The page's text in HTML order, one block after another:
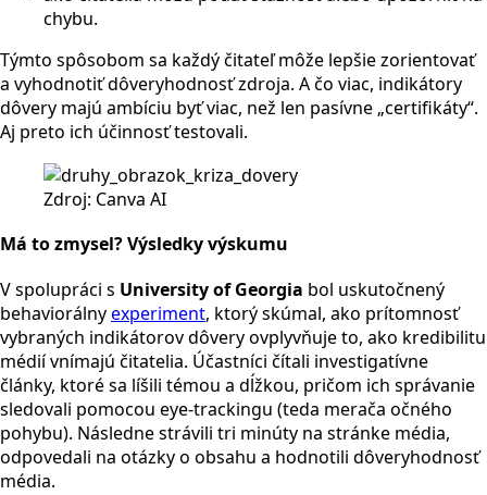
chybu.
Týmto spôsobom sa každý čitateľ môže lepšie zorientovať
a vyhodnotiť dôveryhodnosť zdroja. A čo viac, indikátory
dôvery majú ambíciu byť viac, než len pasívne „certifikáty“.
Aj preto ich účinnosť testovali.
Zdroj: Canva AI
Má to zmysel? Výsledky výskumu
V spolupráci s University of Georgia bol uskutočnený
behaviorálnyexperiment, ktorý skúmal, ako prítomnosť
vybraných indikátorov dôvery ovplyvňuje to, ako kredibilitu
médií vnímajú čitatelia. Účastníci čítali investigatívne
články, ktoré sa líšili témou a dĺžkou, pričom ich správanie
sledovali pomocou eye-trackingu (teda merača očného
pohybu). Následne strávili tri minúty na stránke média,
odpovedali na otázky o obsahu a hodnotili dôveryhodnosť
média.